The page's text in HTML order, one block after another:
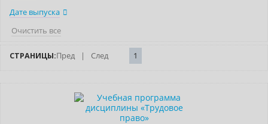
Дате выпуска
Очистить все
СТРАНИЦЫ:Пред | След 1